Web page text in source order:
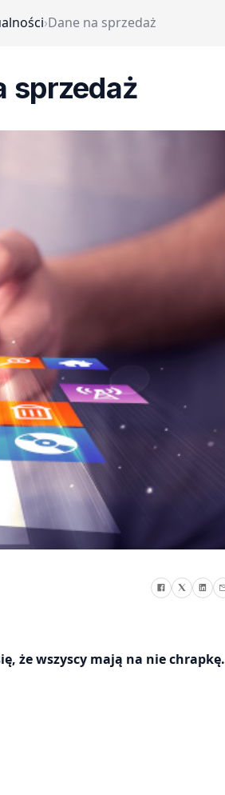
›Dane na sprzedaż
sprzedaż
że wszyscy mają na nie chrapkę.